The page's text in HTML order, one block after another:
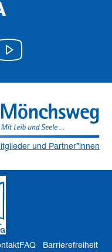
Youtube
und Partner*innen
FAQ Barrierefreiheit